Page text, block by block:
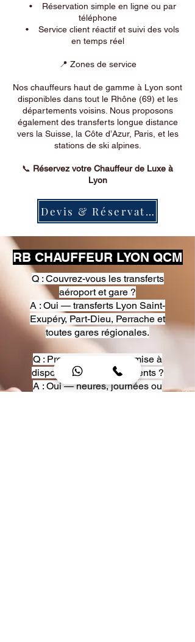
• Réservation simple en ligne ou par
téléphone
• Service client réactif et suivi des vols
en temps réel
📍 Zones de service
Nos chauffeurs haut de gamme à Lyon sont
disponibles dans tout le Rhône (69) et les
départements voisins. Nous proposons
également des transferts longue distance
vers la Suisse, la Côte d’Azur, Paris, et les
stations de ski alpines.
📞 Réservez votre Chauffeur de Luxe à
Lyon
Devis & Réservation
RB CHAUFFEUR LYON QCM
Q : Couvrez-vous les transferts
aéroport et gare ?
A : Oui — transferts Lyon Saint-
Exupéry, Part-Dieu, Perrache et
toutes gares régionales.
Q : Proposez-vous une mise à
disposition pour événements ?
A : Oui — heures, journées ou